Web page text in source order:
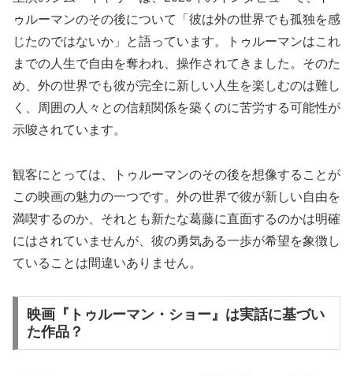
ゥルーマンのその後について「彼は外の世界でも孤独を感
じたのではないか」と語っています。トゥルーマンはこれ
までの人生で自由を奪われ、操作されてきました。そのた
め、外の世界でも彼が完全に新しい人生を楽しむのは難し
く、周囲の人々との信頼関係を築くのに苦労する可能性が
示唆されています。
観客にとっては、トゥルーマンのその後を想像することが
この映画の魅力の一つです。外の世界で彼が新しい自由を
満喫するのか、それとも新たな葛藤に直面するのかは明確
にはされていませんが、彼の勇気ある一歩が希望を象徴し
ていることは間違いありません。
映画『トゥルーマン・ショー』は実話に基づい
た作品？